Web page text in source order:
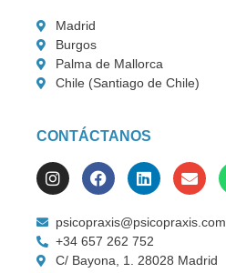
Madrid
Burgos
Palma de Mallorca
Chile (Santiago de Chile)
CONTÁCTANOS
psicopraxis@psicopraxis.com
+34 657 262 752
C/ Bayona, 1. 28028 Madrid